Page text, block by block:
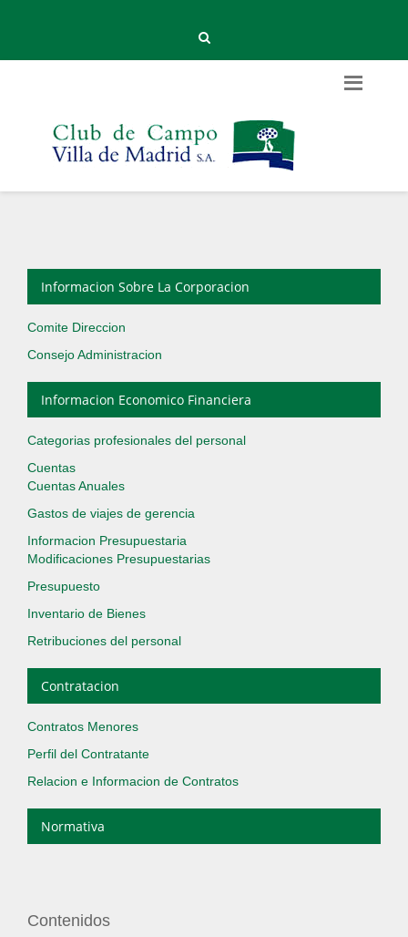
Informacion Sobre La Corporacion
Comite Direccion
Consejo Administracion
Informacion Economico Financiera
Categorias profesionales del personal
Cuentas
Cuentas Anuales
Gastos de viajes de gerencia
Informacion Presupuestaria
Modificaciones Presupuestarias
Presupuesto
Inventario de Bienes
Retribuciones del personal
Contratacion
Contratos Menores
Perfil del Contratante
Relacion e Informacion de Contratos
Normativa
Contenidos